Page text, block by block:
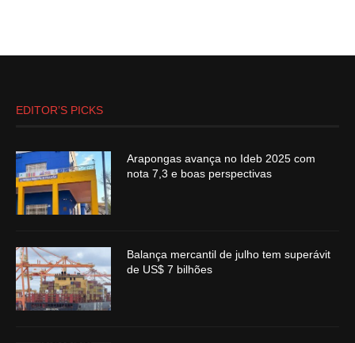
EDITOR’S PICKS
Arapongas avança no Ideb 2025 com
nota 7,3 e boas perspectivas
Balança mercantil de julho tem superávit
de US$ 7 bilhões